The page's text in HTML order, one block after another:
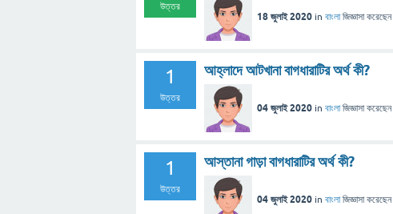
উত্তর
18 জুলাই 2020 in বাংলা জিজ্ঞাসা করেছেন
1
উত্তর
আহ্লাদে আটখানা বাগধারাটির অর্থ কী?
04 জুলাই 2020 in বাংলা জিজ্ঞাসা করেছেন
1
উত্তর
আস্তানা গাড়া বাগধারাটির অর্থ কী?
04 জুলাই 2020 in বাংলা জিজ্ঞাসা করেছেন